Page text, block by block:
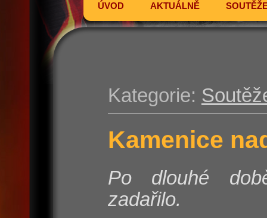
ÚVOD AKTUÁLNĚ
Kategorie:
Kamenice
Po dlouhé
zadařilo.